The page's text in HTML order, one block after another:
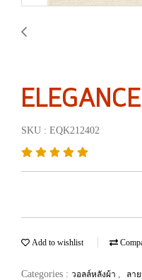
ELEGANCE
SKU : EQK212402
Add to wishlist
Categories : วอลล์หลังผ้า , ลา